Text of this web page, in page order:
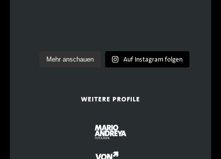
Mehr anschauen Auf Instagram folgen
WEITERE PROFILE